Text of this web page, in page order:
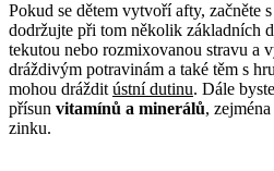
Pokud se dětem vytvoří afty, začněte
dodržujte při tom několik základních
tekutou nebo rozmixovanou stravu a
dráždivým potravinám a také těm s
mohou dráždit ústní dutinu. Dále
přísun vitamínů a minerálů,
zinku.